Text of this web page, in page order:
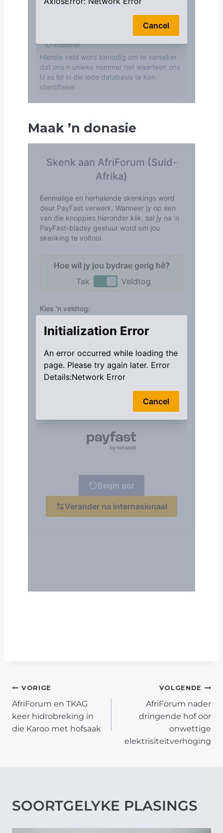
Maak ’n donasie
POST
NAVIGATION
VORIGE
AfriForum en TKAG
keer hidrobreking in
die Karoo met hofsaak
VOLGENDE
AfriForum nader
dringende hof oor
onwettige
elektrisiteitverhoging
SOORTGELYKE PLASINGS